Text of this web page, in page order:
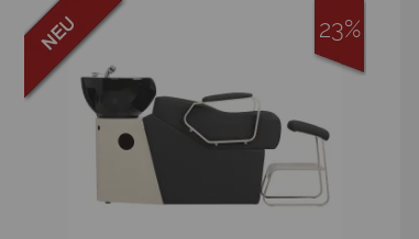
23%